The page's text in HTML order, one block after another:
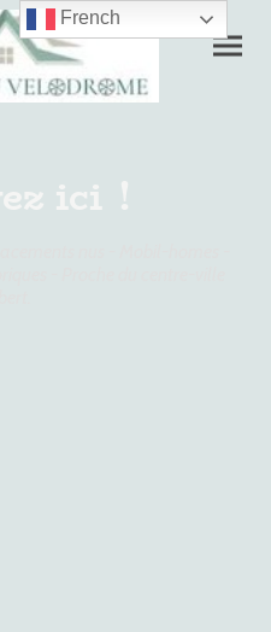
ici !
French